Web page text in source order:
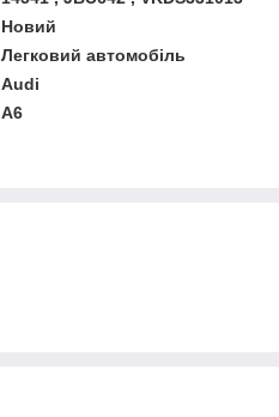
Новий
Легковий автомобіль
Audi
A6